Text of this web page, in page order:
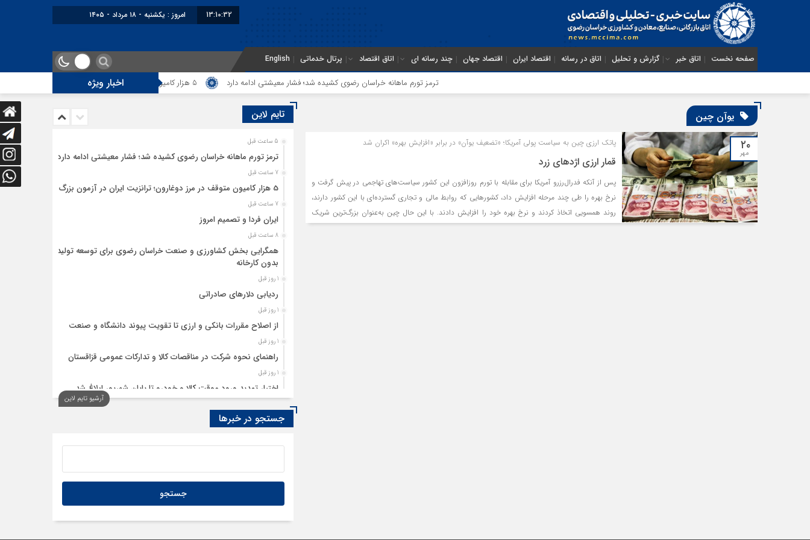
13:10:33 امروز : یکشنبه - ۱۸ مرداد - ۱۴۰۵
صفحه نخست اتاق خبر گزارش و تحلیل اتاق در رسانه اقتصاد ایران اقتصاد جهان چند رسانه ای اتاق اقتصاد پرتال خدماتی English
اخبار ویژه ترمز تورم ماهانه خراسان رضوی کشیده شد؛ فشار معیشتی ادامه دارد 5 هزار کامیون متوقف در مرز دوغارون؛ ترانزیت ایران در آزمون بزرگ
یوآن چین
۲۰
مهر
پاتک ارزی چین به سیاست پولی آمریکا؛ «تضعیف یوآن» در برابر «افزایش بهره» اکران شد
قمار ارزی اژدهای زرد
پس از آنکه فدرال‌رزرو آمریکا برای مقابله با تورم روزافزون این کشور سیاست‌های تهاجمی در پیش گرفت و
نرخ بهره را طی چند مرحله افزایش داد، کشورهایی که روابط مالی و تجاری گسترده‌ای با این کشور دارند،
روند همسویی اتخاذ کردند و نرخ بهره خود را افزایش دادند. با این حال چین به‌عنوان بزرگ‌ترین شریک
تجاری آمریکا واکنش متفاوتی به این سیاست نشان داده است.
تایم لاین
5 ساعت قبل
ترمز تورم ماهانه خراسان رضوی کشیده شد؛ فشار معیشتی ادامه دارد
7 ساعت قبل
5 هزار کامیون متوقف در مرز دوغارون؛ ترانزیت ایران در آزمون بزرگ
7 ساعت قبل
ایران فردا و تصمیم امروز
8 ساعت قبل
همگرایی بخش کشاورزی و صنعت خراسان رضوی برای توسعه تولید
بدون کارخانه
1 روز قبل
ردیابی دلارهای صادراتی
1 روز قبل
از اصلاح مقررات بانکی و ارزی تا تقویت پیوند دانشگاه و صنعت
1 روز قبل
راهنمای نحوه شرکت در مناقصات کالا و تدارکات عمومی قزاقستان
1 روز قبل
اختیار تمدید ورود موقت کالا و خودرو تا پایان شهریور ابلاغ شد
تمدید امکان استفادۀ واردکنندگان دارو از اوراق گام تا پایان سال
آرشیو تایم لاین
جستجو در خبرها